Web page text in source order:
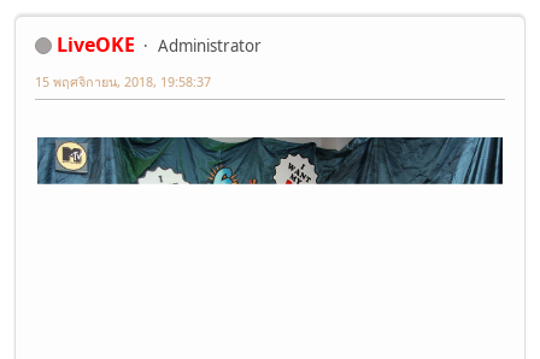
LiveOKE Administrator
15 พฤศจิกายน, 2018, 19:58:37